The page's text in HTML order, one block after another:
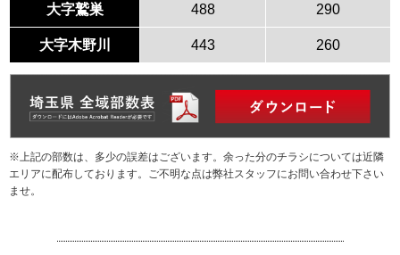
大字鷲巣 488 290
大字木野川 443 260
※上記の部数は、多少の誤差はございます。余った分のチラシについては近隣
エリアに配布しております。ご不明な点は弊社スタッフにお問い合わせ下さい
ませ。